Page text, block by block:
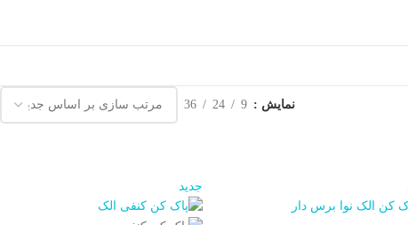
نمایش 9
24
36
جدید